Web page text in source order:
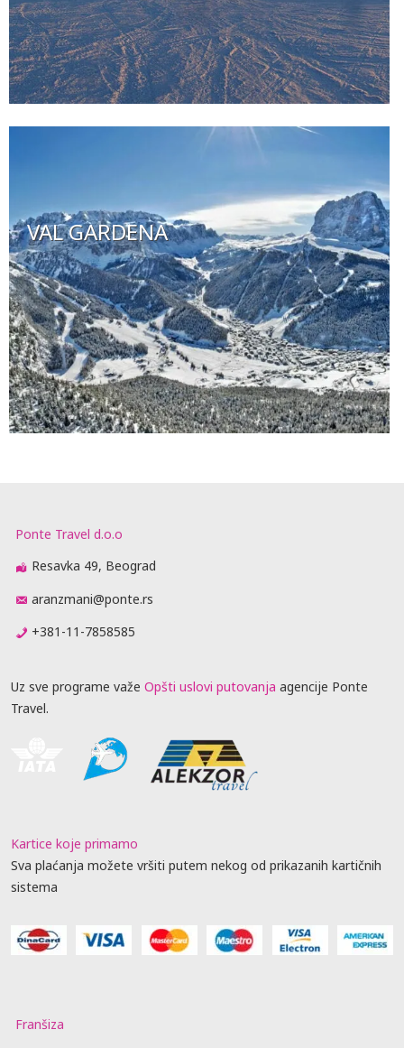
VAL GARDENA
Ponte Travel d.o.o
Resavka 49, Beograd
aranzmani@ponte.rs
+381-11-7858585
Uz sve programe važe Opšti uslovi putovanja agencije Ponte
Travel.
Kartice koje primamo
Sva plaćanja možete vršiti putem nekog od prikazanih kartičnih
sistema
Franšiza